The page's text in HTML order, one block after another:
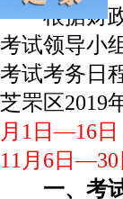
根据财政部
考试领导小
考试考务日
芝罘区2019
月1日—16日
11月6日—30
一、考